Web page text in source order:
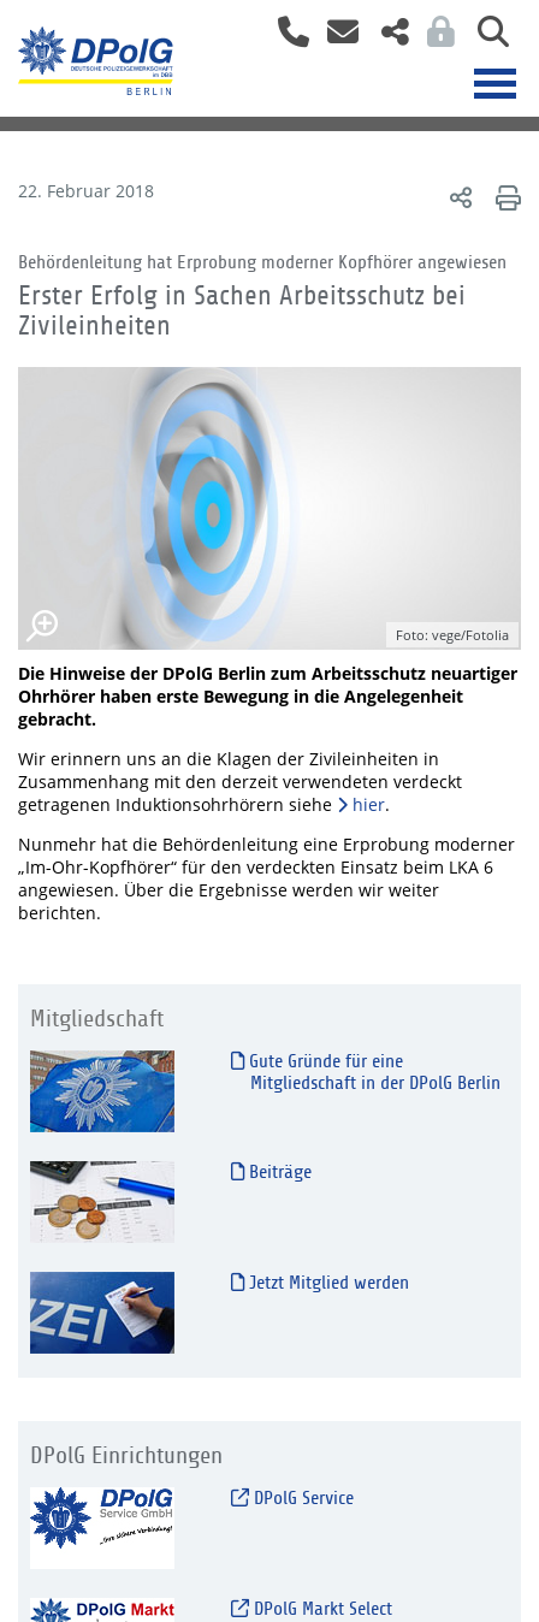
22. Februar 2018
Behördenleitung hat Erprobung moderner Kopfhörer angewiesen
Erster Erfolg in Sachen Arbeitsschutz bei
Zivileinheiten
Foto: vege/Fotolia
Die Hinweise der DPolG Berlin zum Arbeitsschutz neuartiger
Ohrhörer haben erste Bewegung in die Angelegenheit
gebracht.
Wir erinnern uns an die Klagen der Zivileinheiten in
Zusammenhang mit den derzeit verwendeten verdeckt
getragenen Induktionsohrhörern siehe
hier.
Nunmehr hat die Behördenleitung eine Erprobung moderner
„Im-Ohr-Kopfhörer“ für den verdeckten Einsatz beim LKA 6
angewiesen. Über die Ergebnisse werden wir weiter
berichten.
Mitgliedschaft
Gute Gründe für eine
Mitgliedschaft in der DPolG Berlin
Beiträge
Jetzt Mitglied werden
DPolG Einrichtungen
DPolG Service
DPolG Markt Select